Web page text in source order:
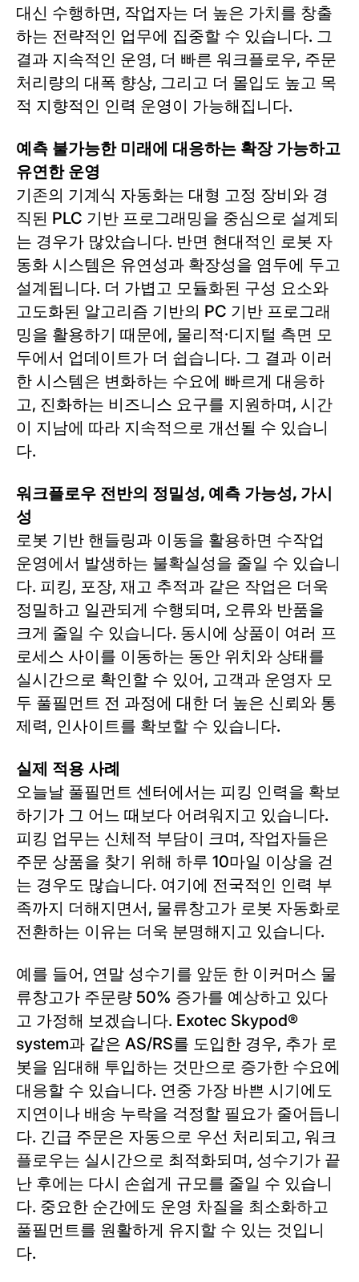
대신 수행하면, 작업자는 더 높은 가치를 창출
하는 전략적인 업무에 집중할 수 있습니다. 그
결과 지속적인 운영, 더 빠른 워크플로우, 주문
처리량의 대폭 향상, 그리고 더 몰입도 높고 목
적 지향적인 인력 운영이 가능해집니다.
예측 불가능한 미래에 대응하는 확장 가능하고
유연한 운영
기존의 기계식 자동화는 대형 고정 장비와 경
직된 PLC 기반 프로그래밍을 중심으로 설계되
는 경우가 많았습니다. 반면 현대적인 로봇 자
동화 시스템은 유연성과 확장성을 염두에 두고
설계됩니다. 더 가볍고 모듈화된 구성 요소와
고도화된 알고리즘 기반의 PC 기반 프로그래
밍을 활용하기 때문에, 물리적·디지털 측면 모
두에서 업데이트가 더 쉽습니다. 그 결과 이러
한 시스템은 변화하는 수요에 빠르게 대응하
고, 진화하는 비즈니스 요구를 지원하며, 시간
이 지남에 따라 지속적으로 개선될 수 있습니
다.
워크플로우 전반의 정밀성, 예측 가능성, 가시
성
로봇 기반 핸들링과 이동을 활용하면 수작업
운영에서 발생하는 불확실성을 줄일 수 있습니
다. 피킹, 포장, 재고 추적과 같은 작업은 더욱
정밀하고 일관되게 수행되며, 오류와 반품을
크게 줄일 수 있습니다. 동시에 상품이 여러 프
로세스 사이를 이동하는 동안 위치와 상태를
실시간으로 확인할 수 있어, 고객과 운영자 모
두 풀필먼트 전 과정에 대한 더 높은 신뢰와 통
제력, 인사이트를 확보할 수 있습니다.
실제 적용 사례
오늘날 풀필먼트 센터에서는 피킹 인력을 확보
하기가 그 어느 때보다 어려워지고 있습니다.
피킹 업무는 신체적 부담이 크며, 작업자들은
주문 상품을 찾기 위해 하루 10마일 이상을 걷
는 경우도 많습니다. 여기에 전국적인 인력 부
족까지 더해지면서, 물류창고가 로봇 자동화로
전환하는 이유는 더욱 분명해지고 있습니다.
예를 들어, 연말 성수기를 앞둔 한 이커머스 물
류창고가 주문량 50% 증가를 예상하고 있다
고 가정해 보겠습니다. Exotec Skypod®
system과 같은 AS/RS를 도입한 경우, 추가 로
봇을 임대해 투입하는 것만으로 증가한 수요에
대응할 수 있습니다. 연중 가장 바쁜 시기에도
지연이나 배송 누락을 걱정할 필요가 줄어듭니
다. 긴급 주문은 자동으로 우선 처리되고, 워크
플로우는 실시간으로 최적화되며, 성수기가 끝
난 후에는 다시 손쉽게 규모를 줄일 수 있습니
다. 중요한 순간에도 운영 차질을 최소화하고
풀필먼트를 원활하게 유지할 수 있는 것입니
다.